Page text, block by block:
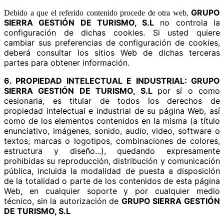
Debido a que el referido contenido procede de otra web, GRUPO
SIERRA GESTIÓN DE TURISMO, S.L no controla la
configuración de dichas cookies. Si usted quiere
cambiar sus preferencias de configuración de cookies,
deberá consultar los sitios Web de dichas terceras
partes para obtener información.
6. PROPIEDAD INTELECTUAL E INDUSTRIAL:GRUPO
SIERRA GESTIÓN DE TURISMO, S.L por sí o como
cesionaria, es titular de todos los derechos de
propiedad intelectual e industrial de su página Web, así
como de los elementos contenidos en la misma (a título
enunciativo, imágenes, sonido, audio, video, software o
textos; marcas o logotipos, combinaciones de colores,
estructura y diseño...), quedando expresamente
prohibidas su reproducción, distribución y comunicación
pública, incluida la modalidad de puesta a disposición
de la totalidad o parte de los contenidos de esta página
Web, en cualquier soporte y por cualquier medio
técnico, sin la autorización de GRUPO SIERRA GESTIÓN
DE TURISMO, S.L